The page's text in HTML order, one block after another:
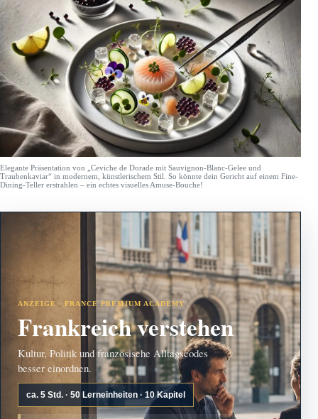
Elegante Präsentation von „Ceviche de Dorade mit Sauvignon-Blanc-Gelee und
Traubenkaviar“ in modernem, künstlerischem Stil. So könnte dein Gericht auf einem Fine-
Dining-Teller erstrahlen – ein echtes visuelles Amuse-Bouche!
ANZEIGE · FRANCE PREMIUM ACADEMY
Frankreich verstehen
Kultur, Politik und französische Alltagscodes
besser einordnen.
ca. 5 Std. · 50 Lerneinheiten · 10 Kapitel